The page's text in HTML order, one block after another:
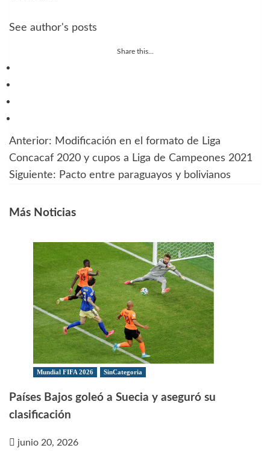
See author's posts
Share this...
Navegación
de
Anterior: Modificación en el formato de Liga
Concacaf 2020 y cupos a Liga de Campeones 2021
Siguiente: Pacto entre paraguayos y bolivianos
Más Noticias
Mundial FIFA 2026 SinCategoria
Países Bajos goleó a Suecia y aseguró su
clasificación
junio 20, 2026